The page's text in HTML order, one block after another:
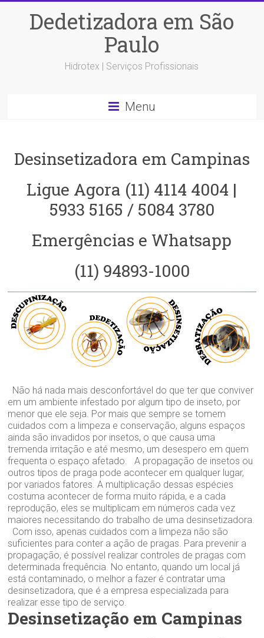
Dedetizadora em São
Paulo
Hidrotex | Serviços Profissionais
Menu
Desinsetizadora em Campinas
Ligue Agora (11) 4114 4004 |
5933 5165 / 5084 3780
Emergências e Whatsapp
(11) 94893-1000
Não há nada mais desconfortável do que ter que conviver
em um ambiente infestado por algum tipo de inseto, por
menor que ele seja. Por mais que sempre se tomem
cuidados com a limpeza e conservação, alguns espaços
ainda são invadidos por insetos, o que causa uma
tremenda irritação e até mesmo, um desespero em quem
frequenta o espaço afetado. A propagação de insetos ou
outros tipos de praga pode acontecer em qualquer lugar,
por variados fatores. A multiplicação dessas espécies
costuma acontecer de forma muito rápida, e a cada
reprodução, eles se multiplicam em números cada vez
maiores necessitando do trabalho de uma desinsetizadora.
Com isso, apenas cuidados com a limpeza não são
suficientes para conter a ação de pragas. Para prevenir a
propagação, é possível realizar controles de pragas com
determinada frequência. No entanto, quando um local já
está contaminado, o melhor a fazer é contratar uma
desinsetizadora, que é a empresa especializada para
realizar esse tipo de serviço.
Desinsetização em Campinas